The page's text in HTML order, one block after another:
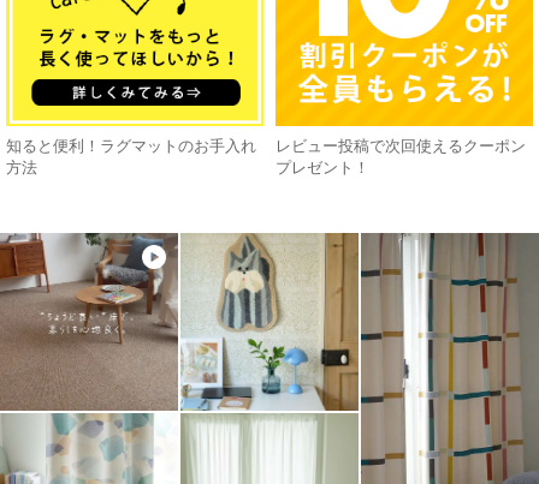
知ると便利！ラグマットのお手入れ
方法
レビュー投稿で次回使えるクーポン
プレゼント！